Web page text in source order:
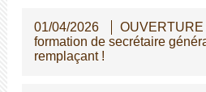
01/04/2026
formation de secrétaire
remplaçant !